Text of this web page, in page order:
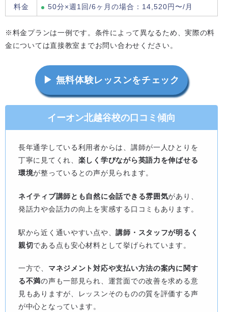
料金 50分×週1回/6ヶ月の場合：14,520円〜/月
※料金プランは一例です。条件によって異なるため、実際の料
金については直接教室までお問い合わせください。
▶ 無料体験レッスンをチェック
イーオン北越谷校の口コミ傾向
長年通学している利用者からは、講師が一人ひとりを
丁寧に見てくれ、 楽しく学びながら英語力を伸ばせる
環境が整っているとの声が見られます。
ネイティブ講師とも自然に会話できる雰囲気があり、
発話力や会話力の向上を実感する口コミもあります。
駅から近く通いやすい点や、講師・スタッフが明るく
親切である点も安心材料として挙げられています。
一方で、 マネジメント対応や支払い方法の案内に関す
る不満の声も一部見られ、運営面での改善を求める意
見もありますが、レッスンそのものの質を評価する声
が中心となっています。